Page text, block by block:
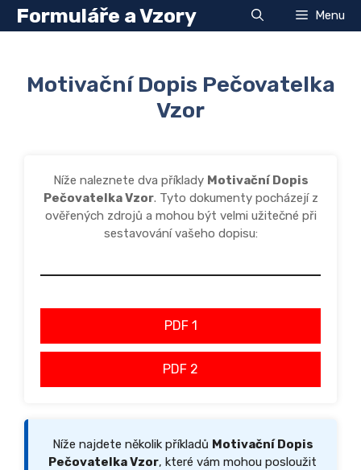
Přeskočit
Formuláře a Vzory Menu
Motivační Dopis Pečovatelka
Vzor
Níže naleznete dva příklady Motivační Dopis
Pečovatelka Vzor. Tyto dokumenty pocházejí z
ověřených zdrojů a mohou být velmi užitečné při
sestavování vašeho dopisu:
PDF 1
PDF 2
Níže najdete několik příkladů Motivační Dopis
Pečovatelka Vzor, které vám mohou posloužit